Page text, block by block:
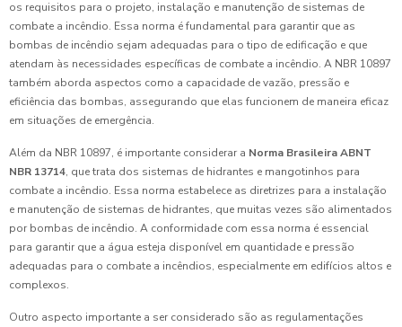
os requisitos para o projeto, instalação e manutenção de sistemas de
combate a incêndio. Essa norma é fundamental para garantir que as
bombas de incêndio sejam adequadas para o tipo de edificação e que
atendam às necessidades específicas de combate a incêndio. A NBR 10897
também aborda aspectos como a capacidade de vazão, pressão e
eficiência das bombas, assegurando que elas funcionem de maneira eficaz
em situações de emergência.
Além da NBR 10897, é importante considerar a Norma Brasileira ABNT
NBR 13714, que trata dos sistemas de hidrantes e mangotinhos para
combate a incêndio. Essa norma estabelece as diretrizes para a instalação
e manutenção de sistemas de hidrantes, que muitas vezes são alimentados
por bombas de incêndio. A conformidade com essa norma é essencial
para garantir que a água esteja disponível em quantidade e pressão
adequadas para o combate a incêndios, especialmente em edifícios altos e
complexos.
Outro aspecto importante a ser considerado são as regulamentações